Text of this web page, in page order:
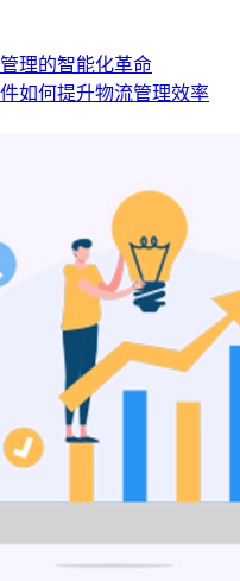
理的智能化革命
如何提升物流管理效率